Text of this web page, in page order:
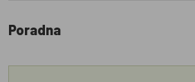
Poradna